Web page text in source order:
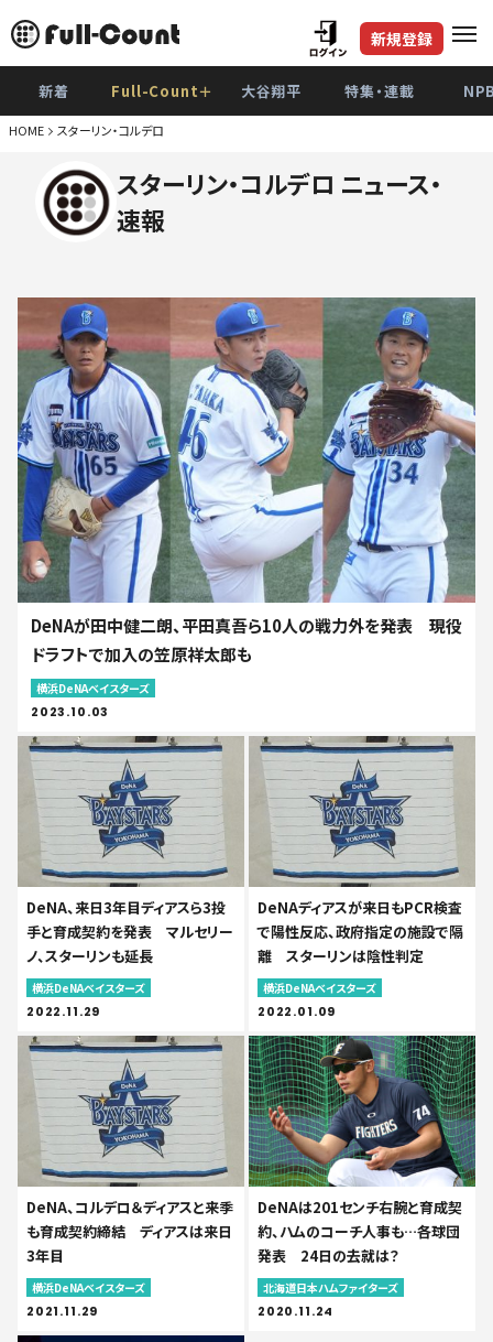
新規登録
新着 Full-Count＋ 大谷翔平 特集・連載
HOME スターリン・コルデロ
スターリン・コルデロ ニュース・
速報
DeNAが田中健二朗、平田真吾ら10人の戦力外を発表 現役
ドラフトで加入の笠原祥太郎も
横浜DeNAベイスターズ
2023.10.03
DeNA、来日3年目ディアスら3投
手と育成契約を発表 マルセリー
ノ、スターリンも延長
横浜DeNAベイスターズ
2022.11.29
DeNAディアスが来日もPCR検査
で陽性反応、政府指定の施設で隔
離 スターリンは陰性判定
横浜DeNAベイスターズ
2022.01.09
DeNA、コルデロ＆ディアスと来季
も育成契約締結 ディアスは来日
3年目
横浜DeNAベイスターズ
2021.11.29
DeNAは201センチ右腕と育成契
約、ハムのコーチ人事も…各球団
発表 24日の去就は？
北海道日本ハムファイターズ
2020.11.24